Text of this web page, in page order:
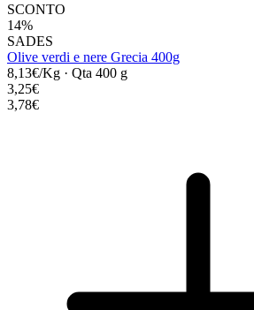
SCONTO
14%
SADES
Olive verdi e nere Grecia 400g
8,13€/Kg · Qta 400 g
3,25€
3,78€